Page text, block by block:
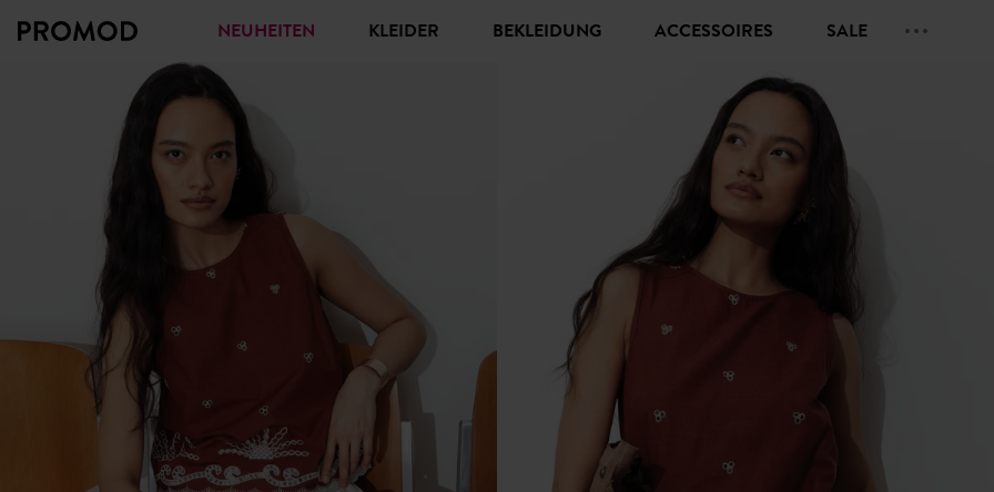
NEUHEITEN KLEIDER BEKLEIDUNG ACCESSOIRES SALE